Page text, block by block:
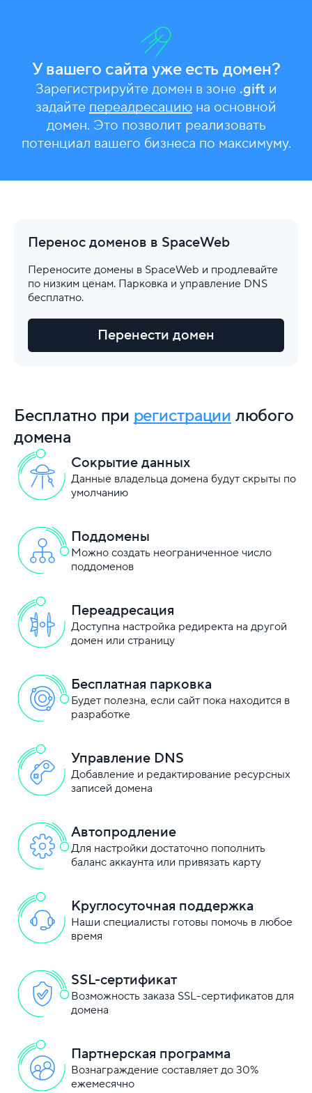
У вашего сайта уже есть домен?
Зарегистрируйте домен в зоне .gift и
задайте переадресацию на основной
домен. Это позволит реализовать
потенциал вашего бизнеса по максимуму.
Перенос доменов в SpaceWeb
Переносите домены в SpaceWeb и продлевайте
по низким ценам. Парковка и управление DNS
бесплатно.
Перенести домен
Бесплатно при регистрации любого
домена
Сокрытие данных
Данные владельца домена будут скрыты по
умолчанию
Поддомены
Можно создать неограниченное число
поддоменов
Переадресация
Доступна настройка редиректа на другой
домен или страницу
Бесплатная парковка
Будет полезна, если сайт пока находится в
разработке
Управление DNS
Добавление и редактирование ресурсных
записей домена
Автопродление
Для настройки достаточно пополнить
баланс аккаунта или привязать карту
Круглосуточная поддержка
Наши специалисты готовы помочь в любое
время
SSL-сертификат
Возможность заказа SSL-сертификатов для
домена
Партнерская программа
Вознаграждение составляет до 30%
ежемесячно